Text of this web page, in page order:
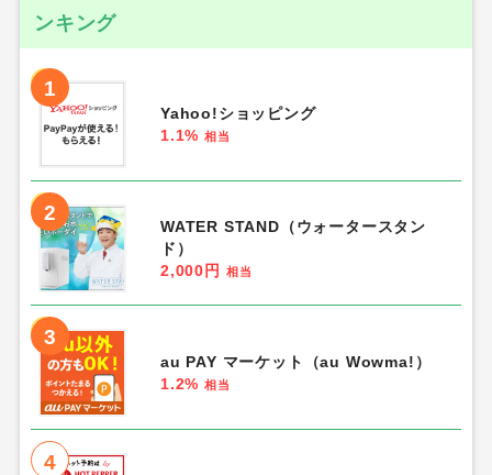
ンキング
1
Yahoo!ショッピング
1.1% 相当
2
WATER STAND（ウォータースタン
ド）
2,000円
相当
3
au PAY マーケット（au Wowma!）
1.2% 相当
4